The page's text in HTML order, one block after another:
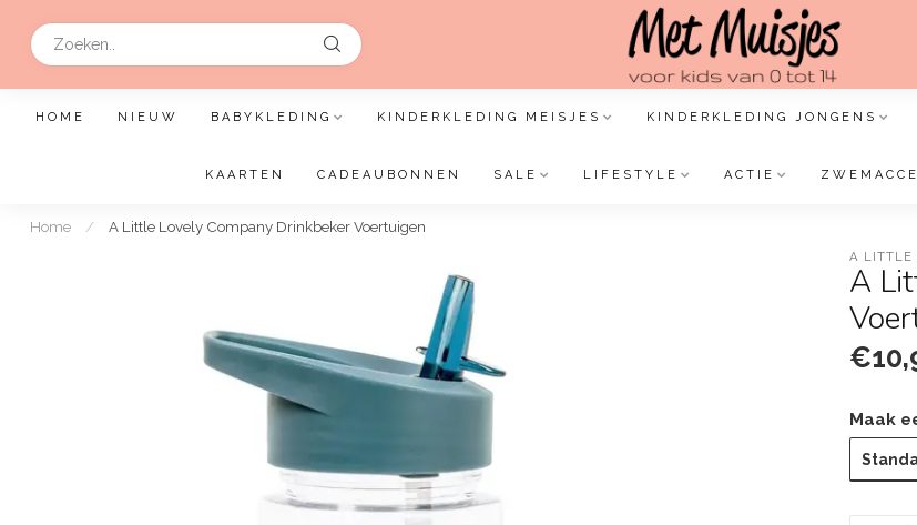
HOME NIEUW BABYKLEDING KINDERKLEDING MEISJES KINDERKLEDING JONGENS
KAARTEN CADEAUBONNEN SALE LIFESTYLE ACTIE
Home / A Little Lovely Company Drinkbeker Voertuigen
A LITTLE
A
Maak